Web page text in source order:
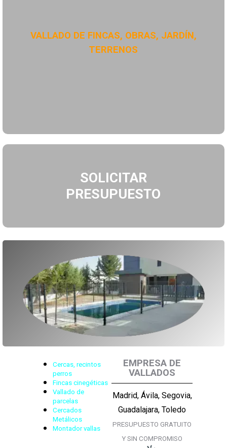
VALLADO DE FINCAS, OBRAS, JARDÍN,
TERRENOS
SOLICITAR
PRESUPUESTO
Cercas, recintos
perros
Fincas cinegéticas
Vallado de
parcelas
Cercados
Metálicos
Montador vallas
EMPRESA DE
VALLADOS
Madrid, Ávila, Segovia,
Guadalajara, Toledo
PRESUPUESTO GRATUITO
Y SIN COMPROMISO